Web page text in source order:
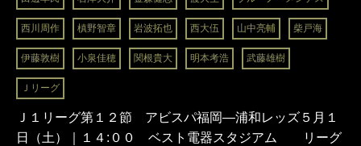
西川周作 槙野智章 岩波拓也 西大伍 山中亮輔 柴戸海
伊藤敦樹 小泉佳穂 関根貴大 明本考浩 武藤雄樹
Ｊリーグ
Ｊ１リーグ第１２節 アビスパ福岡―浦和レッズ５月１
日（土）｜１４:００ ベスト電器スタジアム リーグ